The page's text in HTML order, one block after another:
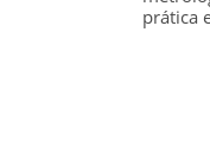
prática